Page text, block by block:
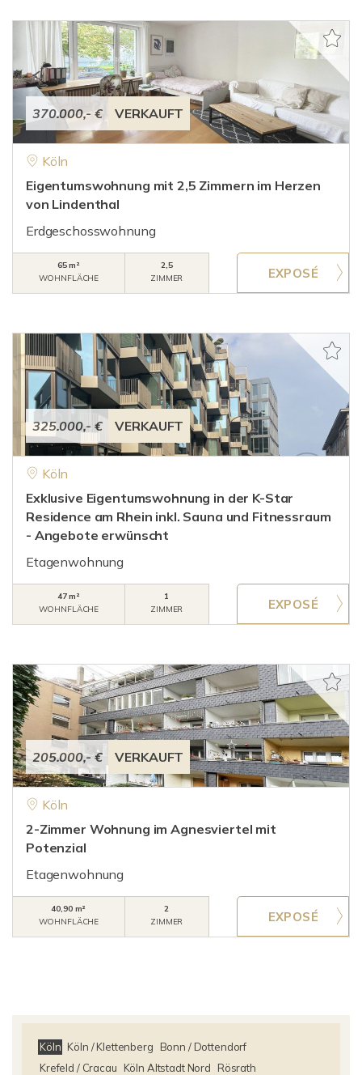
370.000,- € VERKAUFT
Köln
Eigentumswohnung mit 2,5 Zimmern im Herzen
von Lindenthal
Erdgeschosswohnung
65 m²
WOHNFLÄCHE
2,5
ZIMMER
325.000,- € VERKAUFT
Köln
Exklusive Eigentumswohnung in der K-Star
Residence am Rhein inkl. Sauna und Fitnessraum
- Angebote erwünscht
Etagenwohnung
47 m²
WOHNFLÄCHE
1
ZIMMER
205.000,- € VERKAUFT
Köln
2-Zimmer Wohnung im Agnesviertel mit
Potenzial
Etagenwohnung
40,90 m²
WOHNFLÄCHE
2
ZIMMER
Köln Köln / Klettenberg
Bonn / Dottendorf
Krefeld / Cracau
Köln Altstadt Nord
Rösrath